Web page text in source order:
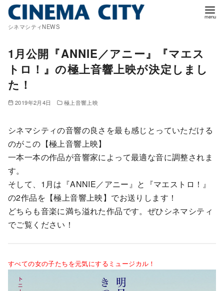
シネマシティNEWS
1月公開『ANNIE／アニー』『マエス
トロ！』の極上音響上映が決定しまし
た！
2019年2月4日 極上音響上映
シネマシティの音響の良さを最も感じとっていただける
のがこの【極上音響上映】
一本一本の作品が音響家によって最適な音に調整されま
す。
そして、1月は『ANNIE／アニー』と『マエストロ！』
の2作品を【極上音響上映】でお送りします！
どちらも音楽に満ち溢れた作品です。ぜひシネマシティ
でご覧ください！
すべての女の子たちを元気にするミュージカル！